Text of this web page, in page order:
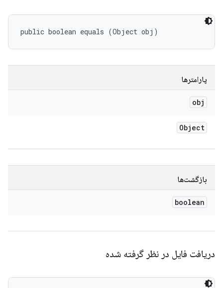
public boolean equals (Object obj)
پارامترها
obj
Object
بازگشت‌ها
boolean
دریافت فایل در نظر گرفته شده